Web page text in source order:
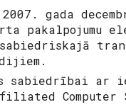
gada
pakalpojumu
sabiedrībai ar
Computer